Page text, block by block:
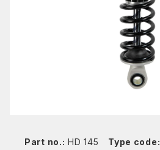
Part no.: HD 145 Type code: